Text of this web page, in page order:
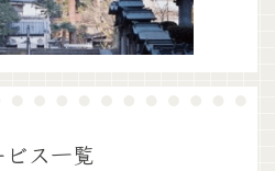
ビス一覧